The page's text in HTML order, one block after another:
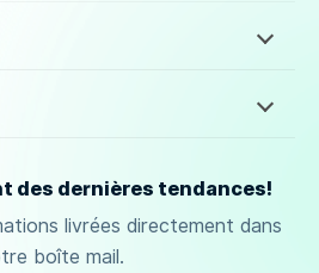
des dernières tendances!
livrées directement dans
boîte mail.